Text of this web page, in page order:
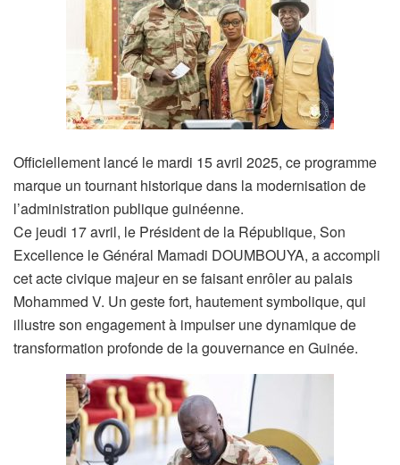
Officiellement lancé le mardi 15 avril 2025, ce programme
marque un tournant historique dans la modernisation de
l’administration publique guinéenne.
Ce jeudi 17 avril, le Président de la République, Son
Excellence le Général Mamadi DOUMBOUYA, a accompli
cet acte civique majeur en se faisant enrôler au palais
Mohammed V. Un geste fort, hautement symbolique, qui
illustre son engagement à impulser une dynamique de
transformation profonde de la gouvernance en Guinée.